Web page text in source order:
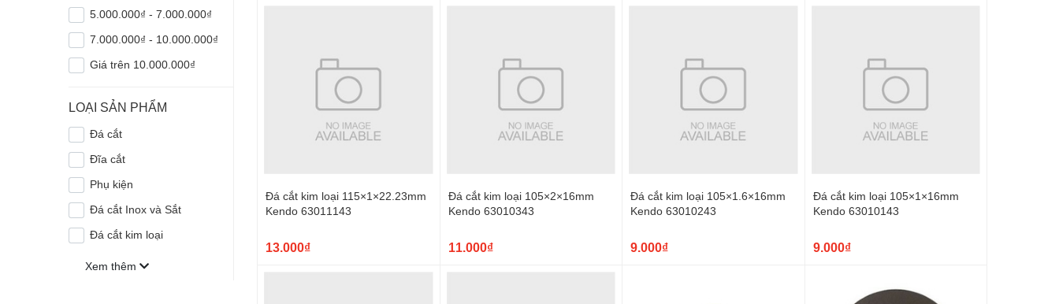
5.000.000₫ - 7.000.000₫
7.000.000₫ - 10.000.000₫
Giá trên 10.000.000₫
LOẠI SẢN PHẨM
Đá cắt
Đĩa cắt
Phụ kiện
Đá cắt Inox và Sắt
Đá cắt kim loại
Xem thêm
Đá cắt kim loại 115×1×22.23mm
Kendo 63011143
13.000₫
Đá cắt kim loại 105×2×16mm
Kendo 63010343
11.000₫
Đá cắt kim loại 105×1.6×16mm
Kendo 63010243
9.000₫
Đá cắt kim loại 105×1×16mm
Kendo 63010143
9.000₫